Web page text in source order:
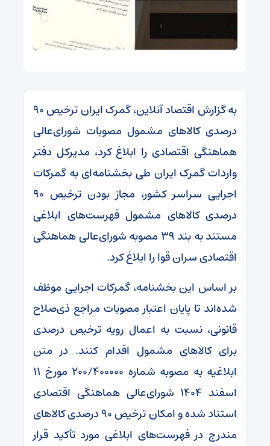
به گزارش اقتصاد آنلاین، گمرک ایران ترخیص ۹۰
درصدی کالاهای مشمول مصوبات شورای‌عالی
هماهنگی اقتصادی را ابلاغ کرد، مدیرکل دفتر
واردات گمرک ایران طی بخشنامه‌ای به گمرکات
اجرایی سراسر کشور، مجاز بودن ترخیص ۹۰
درصدی کالاهای مشمول فهرست‌های ابلاغی
مستند به بند ۳۹ مصوبه شورای‌عالی هماهنگی
اقتصادی سران قوا را ابلاغ کرد.
بر اساس این بخشنامه، گمرکات اجرایی موظف
شده‌اند تا پایان اعتبار مصوبات مراجع ذی‌صلاح
قانونی، نسبت به اعمال رویه ترخیص درصدی
برای کالاهای مشمول اقدام کنند. در متن
ابلاغیه به مصوبه شماره ۲۰۰/۴۰۰۰۰۰ مورخ ۱۱
اسفند ۱۴۰۴ شورای‌عالی هماهنگی اقتصادی
استناد شده و امکان ترخیص ۹۰ درصدی کالاهای
مندرج در فهرست‌های ابلاغی مورد تأکید قرار